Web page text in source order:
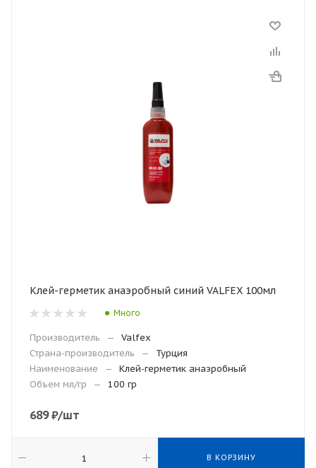
Клей-герметик анаэробный синий VALFEX 100мл
Много
Производитель —
Valfex
Страна-производитель
—
Турция
Наименование
—
Клей-герметик анаэробный
Объем мл/гр
— 100 гр
689₽/шт
В КОРЗИНУ